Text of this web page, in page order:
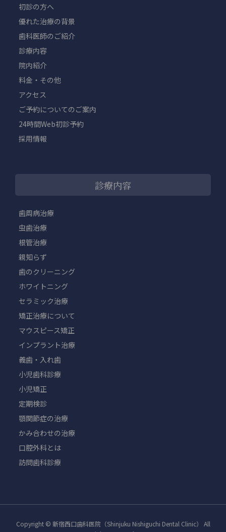
初診の方へ
優れた治療の背景
歯科医師のご紹介
診療内容
院内紹介
料金・その他
アクセス
ご予約についてのご案内
24時間Web初診予約
採用情報
診療内容
歯周病治療
虫歯治療
根管治療
親知らず
歯のクリーニング
ホワイトニング
セラミック治療
矯正治療について
マウスピース矯正
インプラント治療
義歯・入れ歯
小児歯科診療
小児矯正
定期検診
顎関節症の治療
かみ合わせの治療
口腔外科とは
訪問歯科診療
Copyright © 新宿西口歯科医院（Shinjuku Nishiguchi Dental Clinic） All